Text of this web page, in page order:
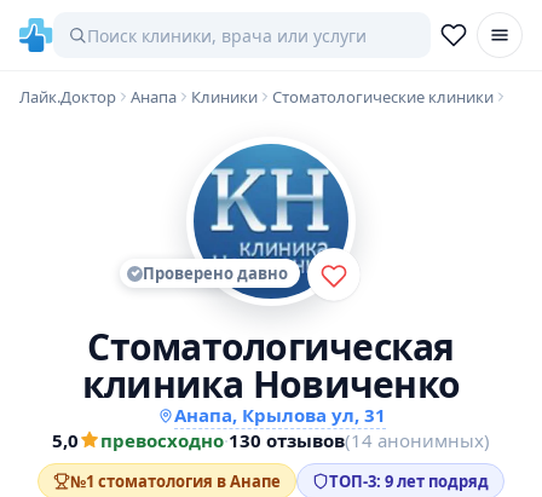
Лайк.Доктор Анапа Клиники Стоматологические клиники
Проверено давно
Стоматологическая
клиника Новиченко
Анапа, Крылова ул, 31
5,0
превосходно·130 отзывов(14 анонимных)
№1 стоматология в Анапе
ТОП-3: 9 лет подряд